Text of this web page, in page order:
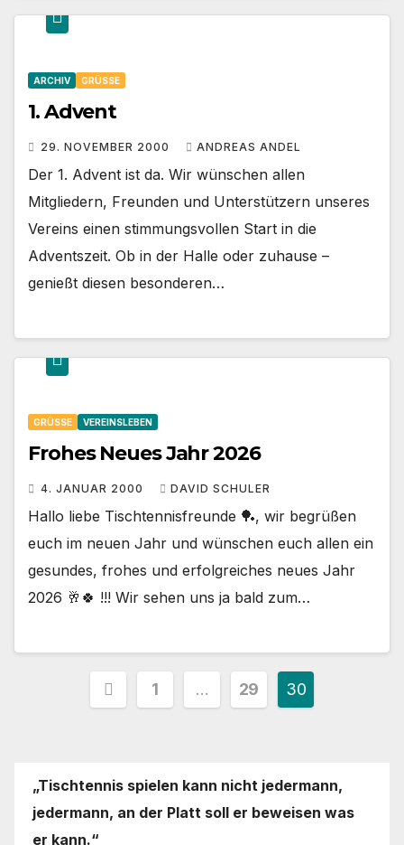
ARCHIV GRÜSSE
1. Advent
29. NOVEMBER 2000 ANDREAS ANDEL
Der 1. Advent ist da. Wir wünschen allen
Mitgliedern, Freunden und Unterstützern unseres
Vereins einen stimmungsvollen Start in die
Adventszeit. Ob in der Halle oder zuhause –
genießt diesen besonderen…
GRÜSSE VEREINSLEBEN
Frohes Neues Jahr 2026
4. JANUAR 2000 DAVID SCHULER
Hallo liebe Tischtennisfreunde 🏓, wir begrüßen
euch im neuen Jahr und wünschen euch allen ein
gesundes, frohes und erfolgreiches neues Jahr
2026 🥂🍀 !!! Wir sehen uns ja bald zum…
Seitennummerierung
1 … 29 30
„Tischtennis spielen kann nicht jedermann,
jedermann, an der Platt soll er beweisen was
er kann.“